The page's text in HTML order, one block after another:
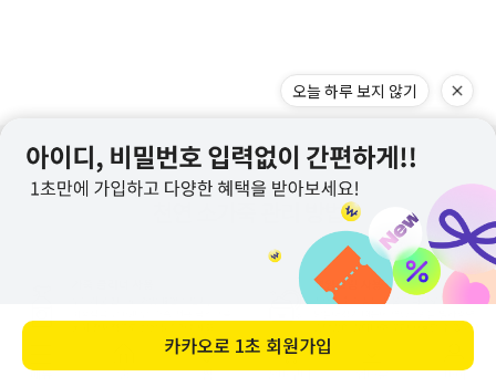
메뉴 홈 찜 장바구니 앱다운 마이
오늘 하루 보지 않기
카카오로 1초 회원가입